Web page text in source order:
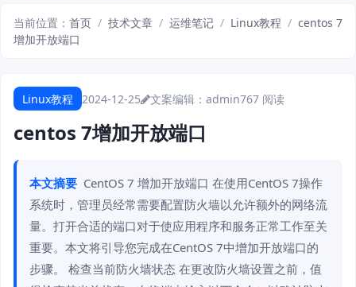
当前位置： 首页 / 技术文章 / 运维笔记 / Linux教程 / centos 7
增加开放端口
Linux教程 2024-12-25 文案编辑：admin767 阅读
centos 7增加开放端口
本文摘要 CentOS 7 增加开放端口 在使用CentOS 7操作
系统时，管理员经常需要配置防火墙以允许额外的网络流
量。打开合适的端口对于使应用程序和服务正常工作至关
重要。本文将引导您完成在CentOS 7中增加开放端口的
步骤。 检查当前防火墙状态 在更改防火墙设置之前，值